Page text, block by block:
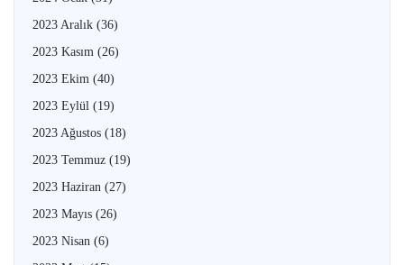
2023 Aralık (36)
2023 Kasım (26)
2023 Ekim (40)
2023 Eylül (19)
2023 Ağustos (18)
2023 Temmuz (19)
2023 Haziran (27)
2023 Mayıs (26)
2023 Nisan (6)